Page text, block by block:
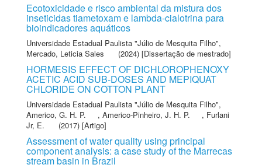
Ecotoxicidade e risco ambiental da mistura dos
inseticidas tiametoxam e lambda-cialotrina para
bioindicadores aquáticos
Universidade Estadual Paulista "Júlio de Mesquita Filho",
Mercado, Leticia Sales
(2024) [Dissertação de mestrado]
HORMESIS EFFECT OF DICHLOROPHENOXY
ACETIC ACID SUB-DOSES AND MEPIQUAT
CHLORIDE ON COTTON PLANT
Universidade Estadual Paulista "Júlio de Mesquita Filho",
Americo, G. H. P.
, Americo-Pinheiro, J. H. P. , Furlani
Jr, E.
(2017) [Artigo]
Assessment of water quality using principal
component analysis: a case study of the Marrecas
stream basin in Brazil